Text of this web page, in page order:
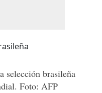
selección brasileña
Foto: AFP